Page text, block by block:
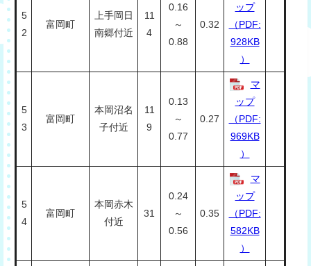
5
2
富岡町
上手岡日
南郷付近
11
4
0.16
～
0.88
0.32
ップ
（PDF:
928KB
）
5
3
富岡町
本岡沼名
子付近
11
9
0.13
～
0.77
0.27
マ
ップ
（PDF:
969KB
）
5
4
富岡町
本岡赤木
付近
31
0.24
～
0.56
0.35
マ
ップ
（PDF:
582KB
）